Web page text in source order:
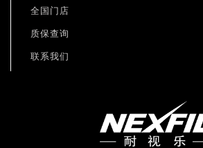
全国门店
质保查询
联系我们